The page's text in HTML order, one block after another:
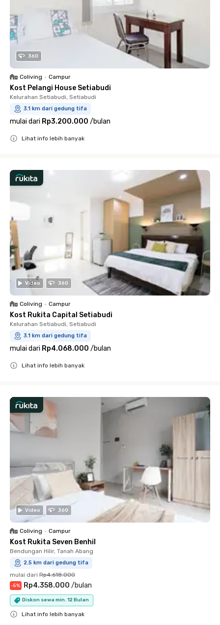
360
Coliving • Campur
Kost Pelangi House Setiabudi
Kelurahan Setiabudi, Setiabudi
3.1 km dari gedung tifa
mulai dari Rp3.200.000 /bulan
Lihat info lebih banyak
Video 360
Coliving • Campur
Kost Rukita Capital Setiabudi
Kelurahan Setiabudi, Setiabudi
3.1 km dari gedung tifa
mulai dari Rp4.068.000 /bulan
Lihat info lebih banyak
Video 360
Coliving • Campur
Kost Rukita Seven Benhil
Bendungan Hilir, Tanah Abang
2.5 km dari gedung tifa
mulai dari Rp4.618.000
-5% Rp4.358.000 /bulan
Diskon sewa min. 12 Bulan
Lihat info lebih banyak